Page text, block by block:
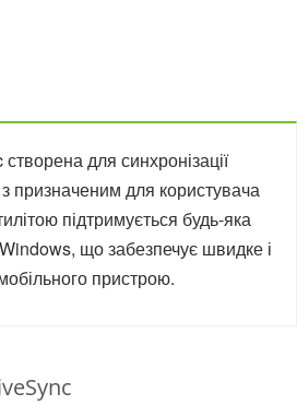
для синхронізації
призначеним для користувача
підтримується будь-яка
що забезпечує швидке і
пристрою.